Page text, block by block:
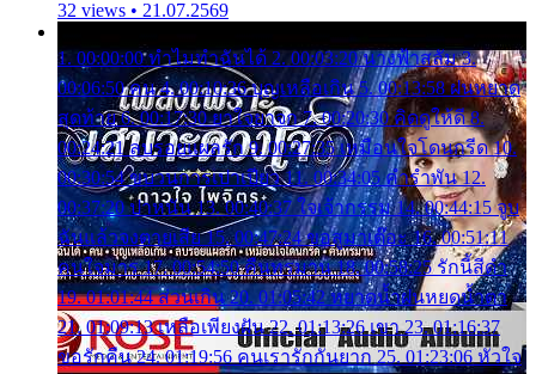
32 views • 21.07.2569
1. 00:00:00 ทำไมทำฉันได้ 2. 00:03:20 นางฟ้าสลัม 3.
00:06:50 คน 4. 00:10:36 บุญเหลือเกิน 5. 00:13:58 ฝนหยาด
สุดท้าย 6. 00:17:30 ยาใจยาจก 7. 00:20:30 คิดดูให้ดี 8.
00:24:21 ลบรอยแผลรัก 9. 00:27:35 เหมือนใจโดนกรีด 10.
00:30:54 ขบวนการเปาเปียว 11. 00:34:05 คำรำพัน 12.
00:37:20 ปาหนัน 13. 00:40:37 ใจเจ้ากรรม 14. 00:44:15 จูบ
ฉันแล้วจงตายเสีย 15. 00:47:24 ขอสูมาเต๊อะ 16. 00:51:11
คนใจมาร 17. 00:54:50 คืนทรมาน 18. 00:58:25 รักนี้สีดำ
19. 01:01:44 ส่วนเกิน 20. 01:05:42 หยาดน้ำฝนหยดน้ำตา
21. 01:09:13 เหลือเพียงฝัน 22. 01:13:26 เขา 23. 01:16:37
ขอรักคืน 24. 01:19:56 คนเรารักกันยาก 25. 01:23:06 หัวใจ